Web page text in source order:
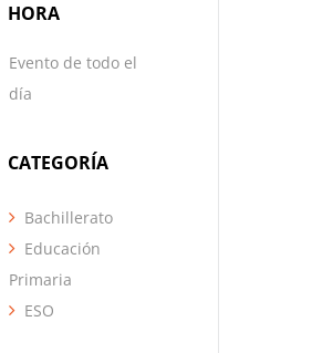
HORA
Evento de todo el
día
CATEGORÍA
Bachillerato
Educación
Primaria
ESO